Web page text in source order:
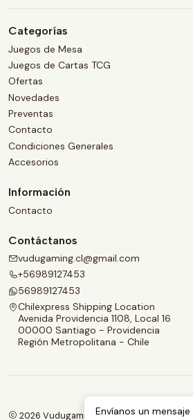
Categorías
Juegos de Mesa
Juegos de Cartas TCG
Ofertas
Novedades
Preventas
Contacto
Condiciones Generales
Accesorios
Información
Contacto
Contáctanos
vudugaming.cl@gmail.com
+56989127453
56989127453
Chilexpress Shipping Location
Avenida Providencia 1108, Local 16
00000 Santiago - Providencia
Región Metropolitana - Chile
2026 Vudugaming.Envíanos un mensaje